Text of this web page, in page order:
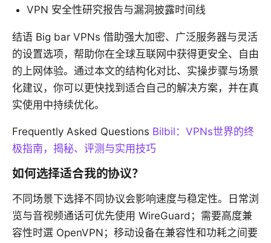
VPN 安全性研究报告与漏洞披露时间线
结语 Big bar VPNs 借助强大加密、广泛服务器与灵活
的设置选项，帮助你在全球互联网中获得更安全、自由
的上网体验。通过本文的结构化对比、实操步骤与场景
化建议，你可以更快找到适合自己的解决方案，并在真
实使用中持续优化。
Frequently Asked Questions Bilbil：VPNs世界的终
极指南，揭秘、评测与实用技巧
如何选择适合我的协议？
不同场景下选择不同协议会影响速度与稳定性。日常浏
览与音视频通话可优先使用 WireGuard；需要高度兼
容性时選 OpenVPN；移动设备在兼容性和功耗之间要